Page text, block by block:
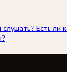
слушать? Есть